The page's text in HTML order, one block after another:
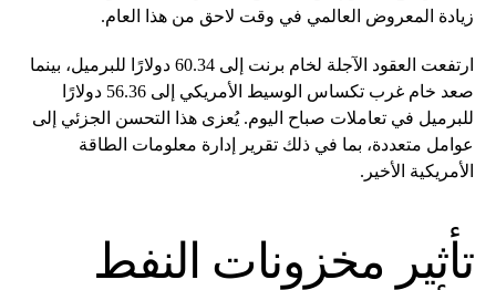
زيادة المعروض العالمي في وقت لاحق من هذا العام.
ارتفعت العقود الآجلة لخام برنت إلى 60.34 دولارًا للبرميل، بينما
صعد خام غرب تكساس الوسيط الأمريكي إلى 56.36 دولارًا
للبرميل في تعاملات صباح اليوم. يُعزى هذا التحسن الجزئي إلى
عوامل متعددة، بما في ذلك تقرير إدارة معلومات الطاقة
الأمريكية الأخير.
تأثير مخزونات النفط